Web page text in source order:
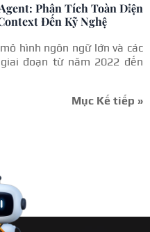
Phân Tích Toàn Diện
Đến Kỹ Nghệ
hình ngôn ngữ lớn và các
đoạn từ năm 2022 đến
Mục Kế tiếp »